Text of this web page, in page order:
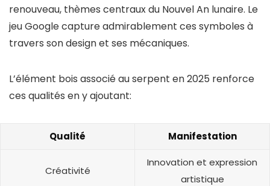
renouveau, thèmes centraux du Nouvel An lunaire. Le
jeu Google capture admirablement ces symboles à
travers son design et ses mécaniques.
L’élément bois associé au serpent en 2025 renforce
ces qualités en y ajoutant:
Qualité Manifestation
Créativité
Innovation et expression
artistique